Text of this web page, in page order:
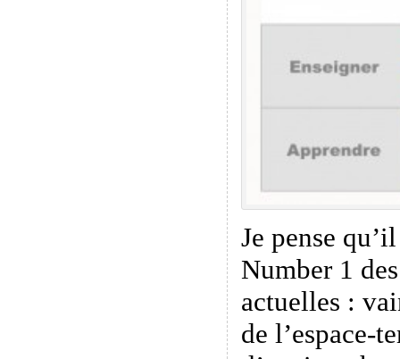
Je pense
Number 1
actuelles :
de l’espace-